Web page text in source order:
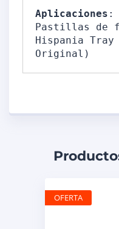
Aplicaciones :
Pastillas de
Hispania Tray
Original)
OFERTA